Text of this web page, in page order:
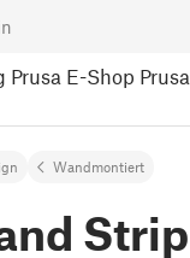
Prusa E-Shop Prusa
Wandmontiert
Strip